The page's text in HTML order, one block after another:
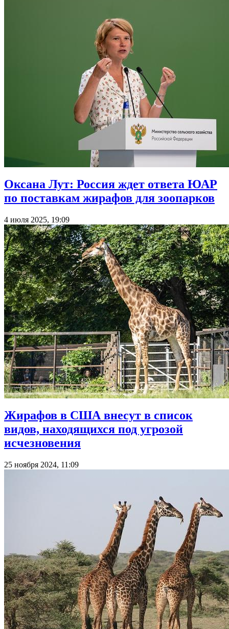
Оксана Лут: Россия ждет ответа ЮАР
по поставкам жирафов для зоопарков
4 июля 2025, 19:09
Жирафов в США внесут в список
видов, находящихся под угрозой
исчезновения
25 ноября 2024, 11:09